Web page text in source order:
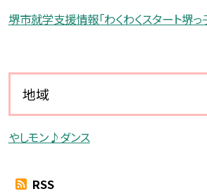
堺市就学支援情報「わくわくスタート堺っ
地域
やしモン♪ダンス
RSS